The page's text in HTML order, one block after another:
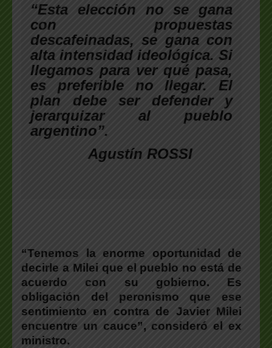
“Esta elección no se gana
con propuestas
descafeinadas, se gana con
alta intensidad ideológica. Si
llegamos para ver qué pasa,
es preferible no llegar. El
plan debe ser defender y
jerarquizar al pueblo
argentino”.
Agustín ROSSI
“Tenemos la enorme oportunidad de
decirle a Milei que el pueblo no está de
acuerdo con su gobierno. Es
obligación del peronismo que ese
sentimiento en contra de Javier Milei
encuentre un cauce”, consideró el ex
ministro.